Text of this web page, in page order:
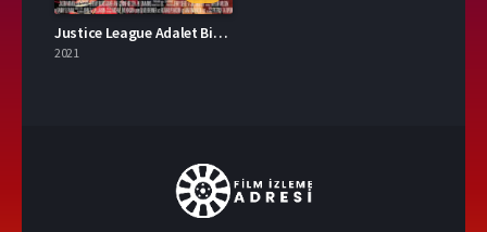
Justice League Adalet Birliği İzle
2021